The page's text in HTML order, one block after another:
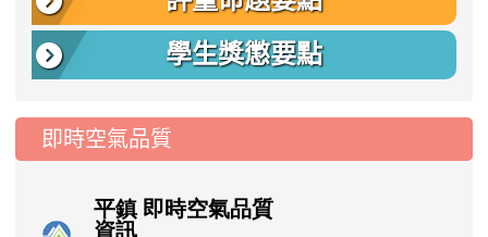
學生獎懲要點
即時空氣品質